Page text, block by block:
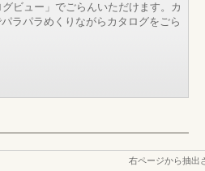
ビュー」でごらんいただけます。カ
ラパラめくりながらカタログをごら
右ページから抽出